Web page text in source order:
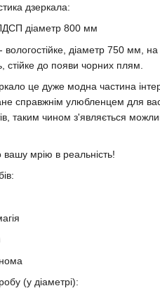
дзеркала:
діаметр 800 мм
- вологостійке, діаметр 750 мм,
стійке до появи чорних плям.
це дуже модна частина
справжнім улюбленцем для
таким чином з'являється
вашу мрію в реальність!
(у діаметрі):